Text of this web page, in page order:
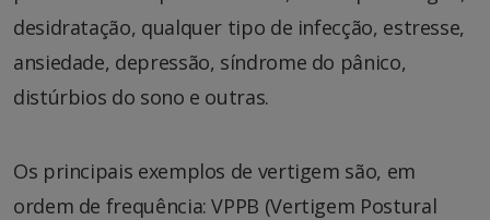
desidratação, qualquer tipo de infecção, estresse,
ansiedade, depressão, síndrome do pânico,
distúrbios do sono e outras.
Os principais exemplos de vertigem são, em
ordem de frequência: VPPB (Vertigem Postural